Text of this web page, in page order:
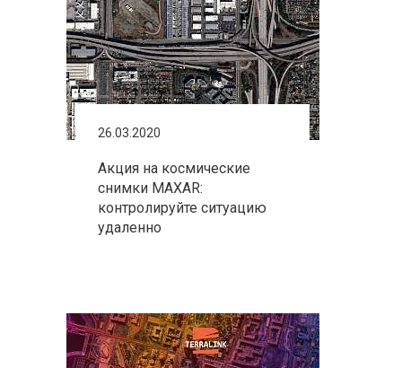
26.03.2020
Акция на космические
снимки MAXAR:
контролируйте ситуацию
удаленно